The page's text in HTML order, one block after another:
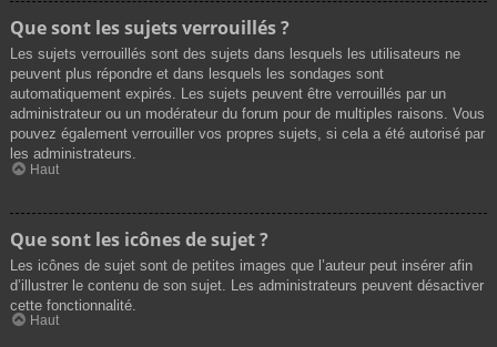
Que sont les sujets verrouillés ?
Les sujets verrouillés sont des sujets dans lesquels les utilisateurs ne
peuvent plus répondre et dans lesquels les sondages sont
automatiquement expirés. Les sujets peuvent être verrouillés par un
administrateur ou un modérateur du forum pour de multiples raisons. Vous
pouvez également verrouiller vos propres sujets, si cela a été autorisé par
les administrateurs.
Haut
Que sont les icônes de sujet ?
Les icônes de sujet sont de petites images que l’auteur peut insérer afin
d’illustrer le contenu de son sujet. Les administrateurs peuvent désactiver
cette fonctionnalité.
Haut